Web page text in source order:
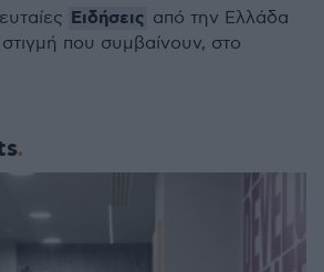
Ειδήσεις από την Ελλάδα
που συμβαίνουν, στο